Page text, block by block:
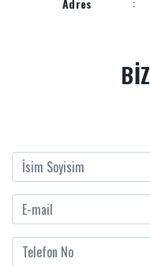
Adres
: